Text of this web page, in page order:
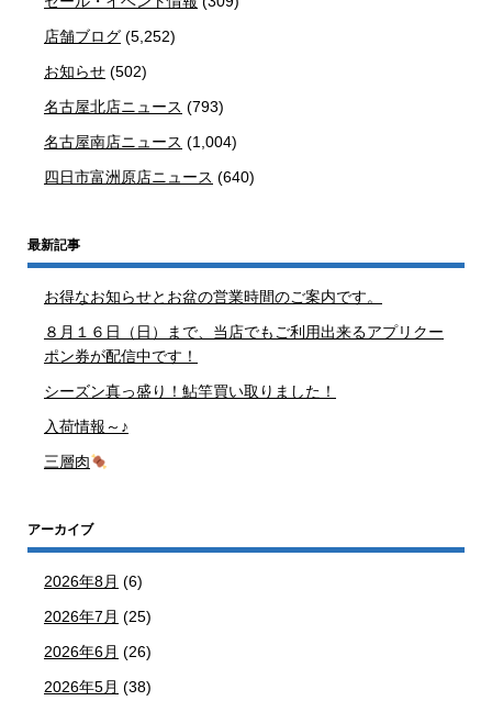
店舗ブログ (5,252)
お知らせ (502)
名古屋北店ニュース (793)
名古屋南店ニュース (1,004)
四日市富洲原店ニュース (640)
最新記事
お得なお知らせとお盆の営業時間のご案内です。
８月１６日（日）まで、当店でもご利用出来るアプリクー
ポン券が配信中です！
シーズン真っ盛り！鮎竿買い取りました！
入荷情報～♪
三層肉
アーカイブ
2026年8月 (6)
2026年7月 (25)
2026年6月 (26)
2026年5月 (38)